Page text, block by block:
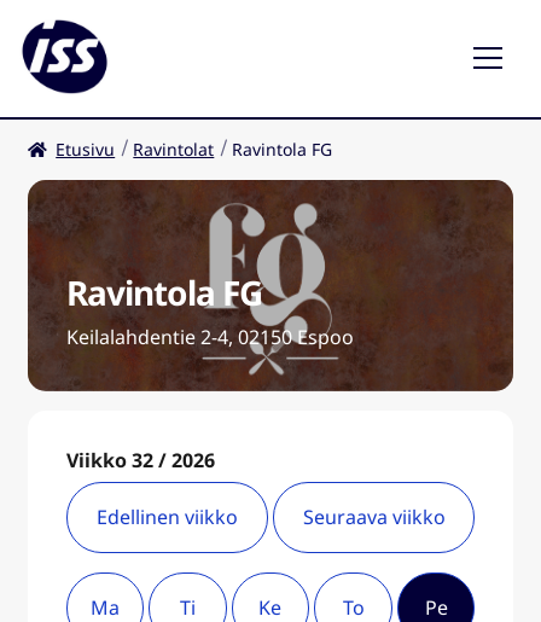
Ravintolat
Kahvilat
FI
Etusivu Ravintolat Ravintola FG
Ravintola FG
Keilalahdentie 2-4, 02150 Espoo
Viikko 32 / 2026
Edellinen viikko
Ma Ti Ke To Pe
Seuraava viikko